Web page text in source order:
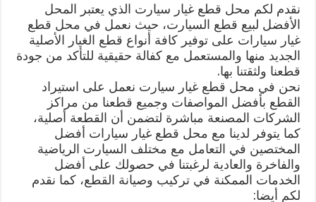
نقدم لكم محل قطع غيار سيارت الذي يعتبر المحل
الأفضل لبيع قطع السيارت، حيث نعمل في محل قطع
غيار سيارات على توفير كافة أنواع قطع الغيار الأصلية
الجديد منها والمستعمل مع كفالة حقيقية للتأكد من جودة
قطعنا ولثقتنا بها.
نحن في محل قطع غيار سيارت نعمل على استيراد
القطع بأفضل المواصفات وجميع قطعنا من مراكز
الشركات المصنعة مباشرة لتضمن أن القطعة أصلية،
كما يتوفر لدينا مع محل قطع غيار سيارات أفضل
المختصين في التعامل مع مختلف السيارت الرياضية
والفاخرة والعادية لرغبتنا في حصولك على أفضل
الخدمات الممكنة في تركيب وصيانة القطع، كما نقدم
لكم أيضا: